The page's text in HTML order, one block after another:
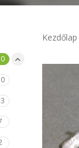
Kezdőlap